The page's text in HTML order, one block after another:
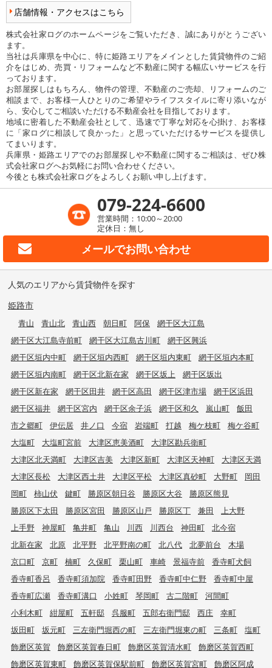
店舗情報・アクセスはこちら
株式会社家ログのホームページをご覧いただき、誠にありがとうござい
ます。
当社は兵庫県を中心に、特に姫路エリアをメインとした賃貸物件のご紹
介をはじめ、売買・リフォームなど不動産に関する幅広いサービスを行
っております。
お部屋探しはもちろん、物件の管理、不動産のご売却、リフォームのご
相談まで、お客様一人ひとりのご希望やライフスタイルに寄り添いなが
ら、安心してご相談いただける不動産会社を目指しております。
地域に密着した不動産会社として、迅速で丁寧な対応を心掛け、お客様
に「家ログに相談して良かった」と思っていただけるサービスを提供し
てまいります。
兵庫県・姫路エリアでのお部屋探しや不動産に関するご相談は、ぜひ株
式会社家ログへお気軽にお問い合わせください。
今後とも株式会社家ログをよろしくお願い申し上げます。
079-224-6600
営業時間：10:00～20:00
定休日：無し
メールでお問い合わせ
人気のエリアから賃貸物件を探す
姫路市
青山 青山北 青山西 朝日町 阿保
網干区大江島
網干区大江島寺前町
網干区大江島古川町
網干区興浜
網干区垣内中町
網干区垣内西町 網干区垣内東町
網干区垣内本町
網干区垣内南町
網干区北新在家 網干区坂上
網干区坂出
網干区新在家
網干区田井 網干区高田 網干区津市場
網干区浜田
網干区福井
網干区宮内 網干区余子浜 網干区和久 嵐山町
飯田
市之郷町
伊伝居 井ノ口 今宿 岩端町 打越 梅ケ枝町
梅ケ谷町
大塩町
大塩町宮前 大津区恵美酒町
大津区勘兵衛町
大津区北天満町
大津区吉美 大津区新町 大津区天神町
大津区天満
大津区長松
大津区西土井 大津区平松 大津区真砂町 大野町
岡田
岡町
柿山伏 鍵町 勝原区朝日谷 勝原区大谷
勝原区熊見
勝原区下太田
勝原区宮田 勝原区山戸 勝原区丁 兼田
上大野
上手野
神屋町 亀井町 亀山 川西 川西台 神田町
北今宿
北新在家
北原 北平野 北平野南の町 北八代 北夢前台
木場
京口町
京町 楠町 久保町 栗山町 車崎 景福寺前
香寺町犬飼
香寺町香呂
香寺町須加院 香寺町田野 香寺町中仁野
香寺町中屋
香寺町広瀬
香寺町溝口 小姓町 琴岡町 古二階町
河間町
小利木町
紺屋町 五軒邸 呉服町 五郎右衛門邸 西庄
幸町
坂田町
坂元町 三左衛門堀西の町 三左衛門堀東の町 三条町
塩町
飾磨区英賀
飾磨区英賀春日町 飾磨区英賀清水町
飾磨区英賀西町
飾磨区英賀東町
飾磨区英賀保駅前町 飾磨区英賀宮町 飾磨区阿成